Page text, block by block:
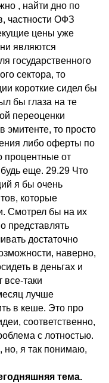
, найти дно по
частности ОФЗ
цены уже
являются
государственного
сектора, то
короткие сидел бы
бы глаза на те
переоценки
эмитенте, то просто
либо оферты по
процентные от
еще. 29.29 Что
я бы очень
которые
Смотрел бы на их
представлять
достаточно
наверно,
в деньгах и
все-таки
лучше
в кеше. Это про
соответственно,
с лотностью.
но, я так понимаю,
тема.